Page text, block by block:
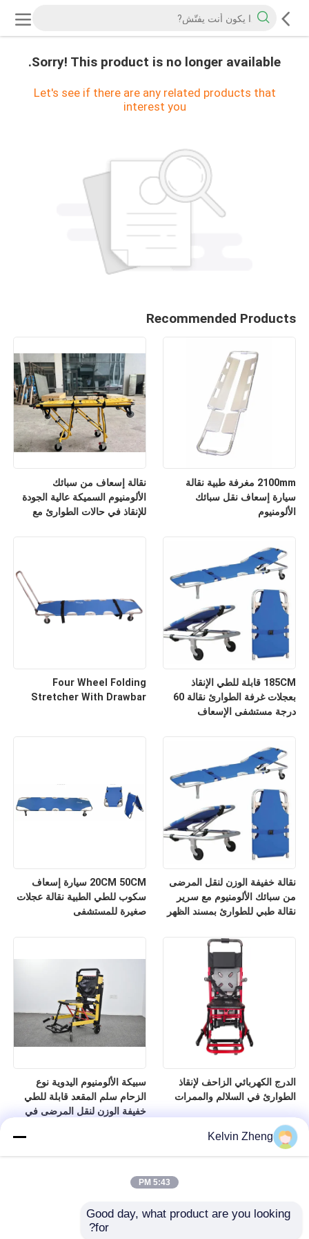
Sorry! This product is no longer available.
Let's see if there are any related products that
interest you
Recommended Products
نقالة إسعاف من سبائك
الألومنيوم السميكة عالية الجودة
للإنقاذ في حالات الطوارئ مع
2100mm مغرفة طبية نقالة
سيارة إسعاف نقل سبائك
الألومنيوم
Four Wheel Folding
Stretcher With Drawbar
185CM قابلة للطي الإنقاذ
بعجلات غرفة الطوارئ نقالة 60
درجة مستشفى الإسعاف
20CM 50CM سيارة إسعاف
سكوب للطي الطبية نقالة عجلات
صغيرة للمستشفى
نقالة خفيفة الوزن لنقل المرضى
من سبائك الألومنيوم مع سرير
نقالة طبي للطوارئ بمسند الظهر
سبيكة الألومنيوم اليدوية نوع
الزحام سلم المقعد قابلة للطي
خفيفة الوزن لنقل المرضى في
الدرج الكهربائي الزاحف لإنقاذ
الطوارئ في السلالم والممرات
Kelvin Zheng
5:43 PM
Good day, what product are you looking
for?